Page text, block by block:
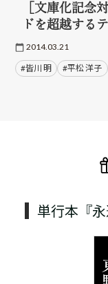
［文庫化記
ドを超越する
2014.03.21
#皆川 明 #平松 洋子
単行本『